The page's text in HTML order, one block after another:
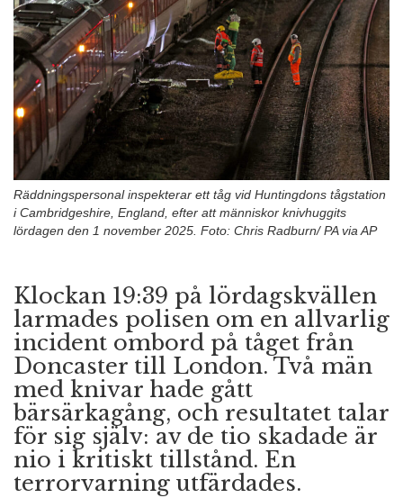
Räddningspersonal inspekterar ett tåg vid Huntingdons tågstation
i Cambridgeshire, England, efter att människor knivhuggits
lördagen den 1 november 2025. Foto: Chris Radburn/ PA via AP
Klockan 19:39 på lördagskvällen
larmades polisen om en allvarlig
incident ombord på tåget från
Doncaster till London. Två män
med knivar hade gått
bärsärkagång, och resultatet talar
för sig själv: av de tio skadade är
nio i kritiskt tillstånd. En
terrorvarning utfärdades.